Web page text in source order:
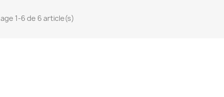
1-6 de 6 article(s)